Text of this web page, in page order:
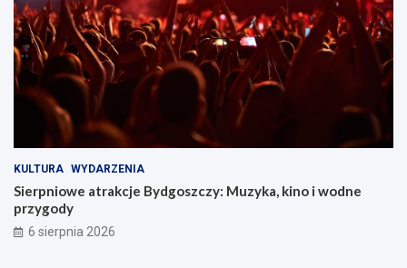
KULTURA WYDARZENIA
Sierpniowe atrakcje Bydgoszczy: Muzyka, kino i wodne
przygody
6 sierpnia 2026